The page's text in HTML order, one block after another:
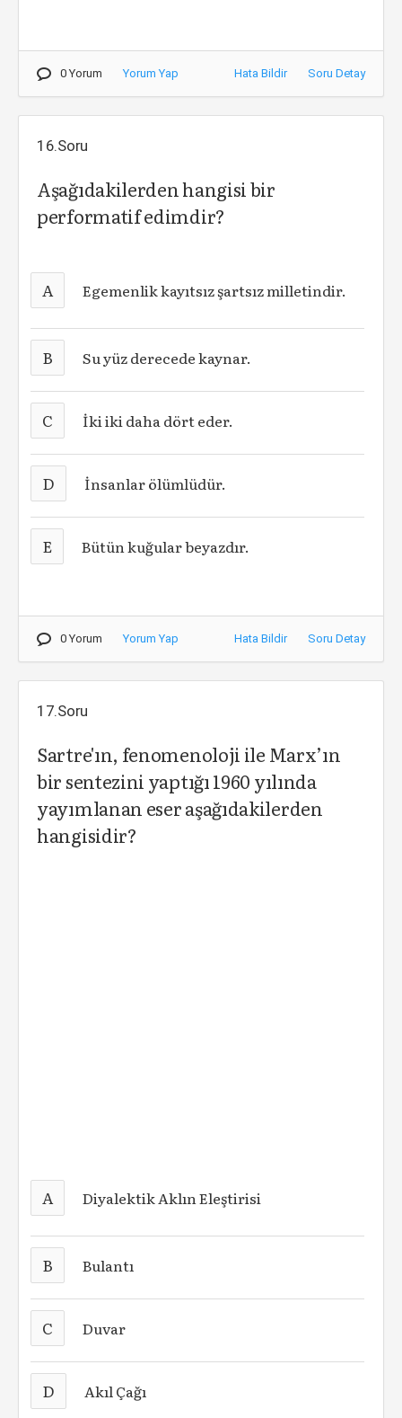
0 Yorum Yorum Yap Hata Bildir Soru Detay
16.Soru
Aşağıdakilerden hangisi bir
performatif edimdir?
A Egemenlik kayıtsız şartsız milletindir.
B Su yüz derecede kaynar.
C İki iki daha dört eder.
D İnsanlar ölümlüdür.
E Bütün kuğular beyazdır.
0 Yorum Yorum Yap Hata Bildir Soru Detay
17.Soru
Sartre'ın, fenomenoloji ile Marx’ın
bir sentezini yaptığı 1960 yılında
yayımlanan eser aşağıdakilerden
hangisidir?
A Diyalektik Aklın Eleştirisi
B Bulantı
C Duvar
D Akıl Çağı